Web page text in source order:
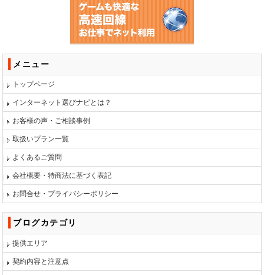
メニュー
トップページ
インターネット選びナビとは？
お客様の声・ご相談事例
取扱いプラン一覧
よくあるご質問
会社概要・特商法に基づく表記
お問合せ・プライバシーポリシー
ブログカテゴリ
提供エリア
契約内容と注意点